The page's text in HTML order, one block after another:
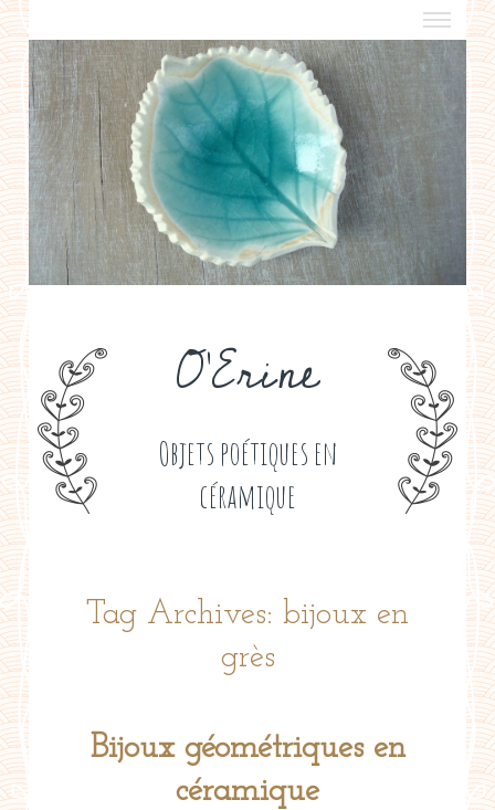
O'Erine
Objets poétiques en
céramique
a propos
boutiques de créateurs
contact
politique de confidentialité
Tag Archives: bijoux en
grès
Bijoux géométriques en
céramique